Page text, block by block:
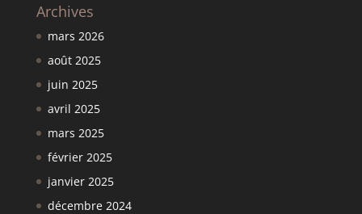
Archives
mars 2026
août 2025
juin 2025
avril 2025
mars 2025
février 2025
janvier 2025
décembre 2024